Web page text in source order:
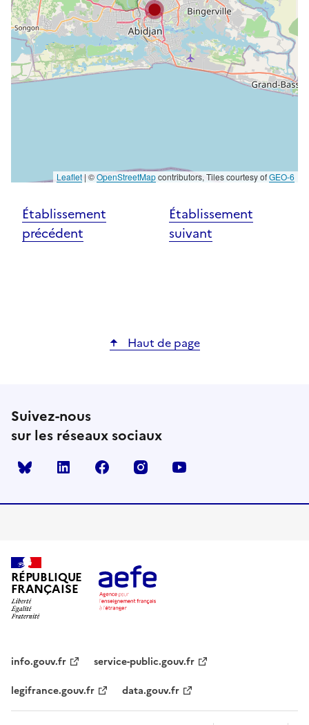
Leaflet | ©OpenStreetMapcontributors, Tiles courtesy ofGEO-6
Établissement
précédent
Établissement
suivant
Haut de page
Suivez-nous
sur les réseaux sociaux
Bluesky linkedin facebook instagram
RÉPUBLIQUE
FRANÇAISE
info.gouv.fr
service-public.gouv.fr
legifrance.gouv.fr
data.gouv.fr